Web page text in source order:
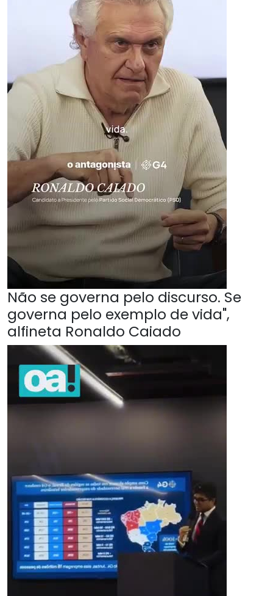
Não se governa pelo discurso. Se
governa pelo exemplo de vida",
alfineta Ronaldo Caiado